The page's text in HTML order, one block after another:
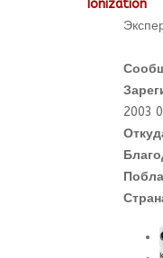
Ionization
2003